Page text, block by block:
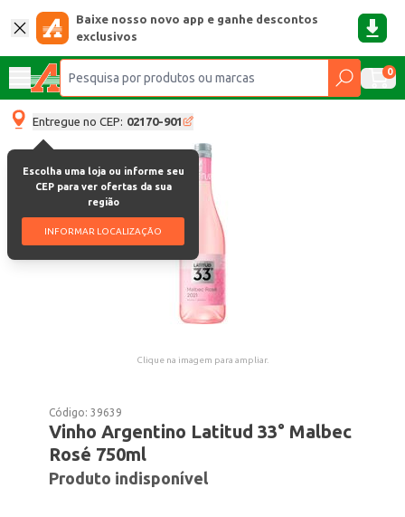
Baixe nosso novo app e ganhe descontos
exclusivos
0
Entregue no CEP: 02170-901
Escolha uma loja ou informe seu
CEP para ver ofertas da sua
região
INFORMAR LOCALIZAÇÃO
Clique na imagem para ampliar.
Código:39639
Vinho Argentino Latitud 33° Malbec
Rosé 750ml
Produto indisponível